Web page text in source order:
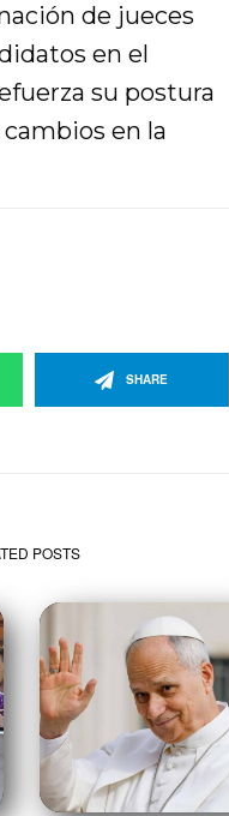
de jueces
en el
su postura
en la
SHARE
POSTS